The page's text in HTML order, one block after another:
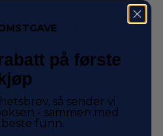
Samsung Galaxy
DS
2X med 120 Hz og
Snapdragon 8 Gen 3 for
på første
så sender vi
- sammen med
funn.